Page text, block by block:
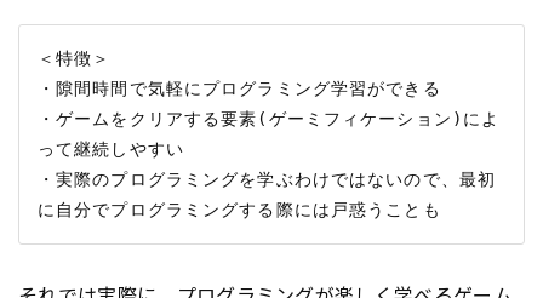
＜特徴＞
・隙間時間で気軽にプログラミング学習ができる
・ゲームをクリアする要素(ゲーミフィケーション)によ
って継続しやすい
・実際のプログラミングを学ぶわけではないので、最初